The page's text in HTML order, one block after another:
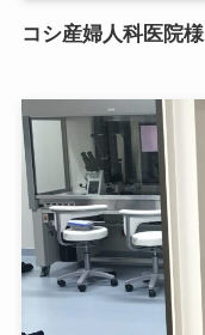
コシ産婦人科医院様